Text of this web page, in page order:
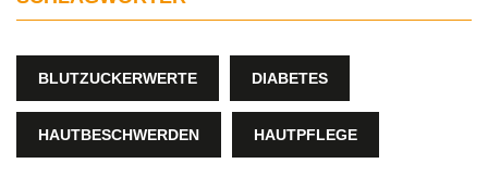
BLUTZUCKERWERTE DIABETES
HAUTBESCHWERDEN HAUTPFLEGE